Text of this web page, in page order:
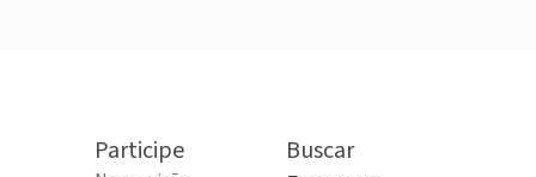
Participe
Buscar